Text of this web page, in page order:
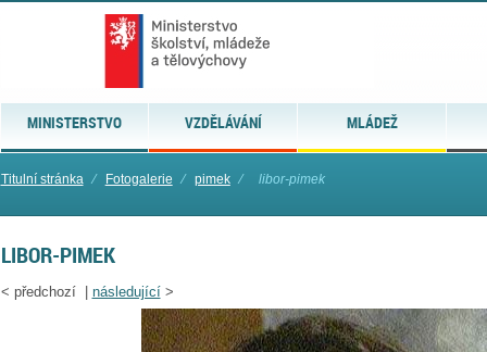
MINISTERSTVO VZDĚLÁVÁNÍ MLÁDEŽ
Titulní stránka ⁄ Fotogalerie ⁄ pimek ⁄ libor-pimek
LIBOR-PIMEK
< předchozí | následující>